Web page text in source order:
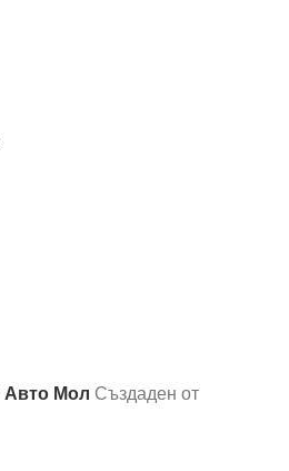
Авто Мол Създаден от